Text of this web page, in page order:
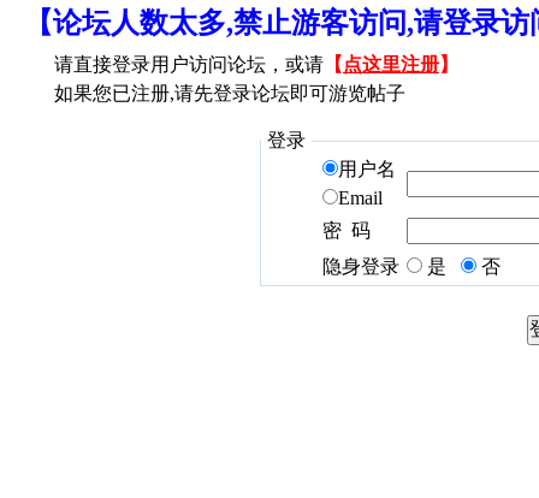
【论坛人数太多,禁止游客访问,请登录
请直接登录用户访问论坛，或请 【 点这里注册】
如果您已注册,请先登录论坛即可游览帖子
登录
用户名
Email
密 码
隐身登录
是 否